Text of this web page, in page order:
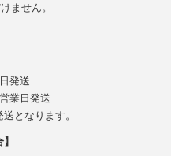
ません。
発送
業日発送
となります。